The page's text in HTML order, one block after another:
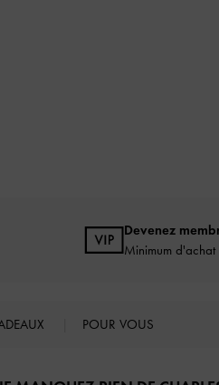
Devenez
Minimum
POUR VOUS